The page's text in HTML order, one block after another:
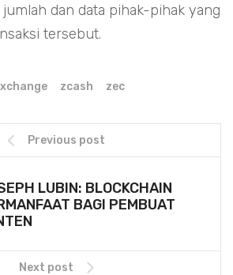
dan data pihak-pihak yang
tersebut.
zcash zec
Previous post
LUBIN: BLOCKCHAIN
BAGI PEMBUAT
Next post